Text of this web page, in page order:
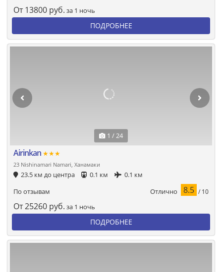
От 13800 руб. за 1 ночь
ПОДРОБНЕЕ
1 / 24
Airinkan ★★★
23 Nishinamari Namari, Ханамаки
23.5 км до центра 0.1 км
0.1 км
По отзывам
Отлично 8.5 / 10
От25260 руб. за 1 ночь
ПОДРОБНЕЕ